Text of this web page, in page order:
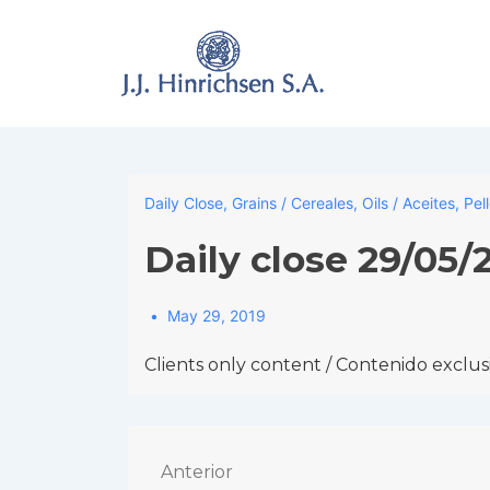
Daily Close, Grains / Cereales, Oils / Aceites,
Daily close 29/05/
May 29, 2019
Clients only content / Contenido
Navegación
Anterior